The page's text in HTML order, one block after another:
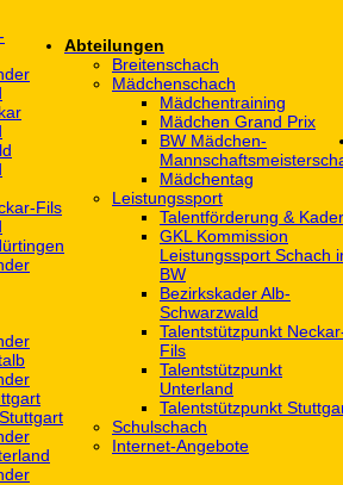
Fils
Abteilungen
Breitenschach
Mädchenschach
Mädchentraining
Mädchen Grand Prix
BW Mädchen-
Mädchentag
Leistungssport
Talentförderung & Kader
GKL Kommission
Leistungssport Schach
BW
Bezirkskader Alb-
Schwarzwald
Talentstützpunkt
Fils
Talentstützpunkt
Unterland
Talentstützpunkt
Schulschach
Internet-Angebote